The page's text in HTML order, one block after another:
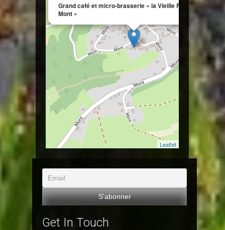
Grand café et micro-brasserie « la Vieille Forge à
Mont »
Leaflet
Get In Touch